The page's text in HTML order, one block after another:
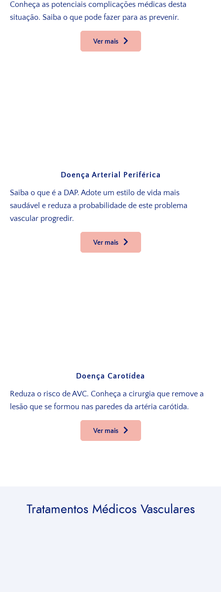
Conheça as potenciais complicações médicas desta
situação. Saiba o que pode fazer para as prevenir.
Ver mais
Doença Arterial Periférica
Saiba o que é a DAP. Adote um estilo de vida mais
saudável e reduza a probabilidade de este problema
vascular progredir.
Ver mais
Doença Carotídea
Reduza o risco de AVC. Conheça a cirurgia que remove a
lesão que se formou nas paredes da artéria carótida.
Ver mais
Tratamentos Médicos Vasculares